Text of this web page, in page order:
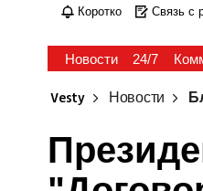
Коротко Связь с
Новости 24/7
Vesty Новости